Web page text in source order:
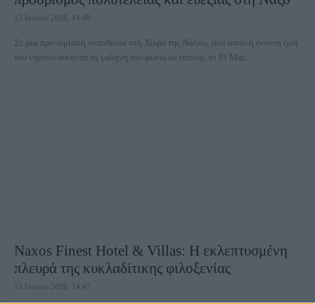
15 Ιουνίου 2026, 14:48
Σε μια προνομιακή τοποθεσία στη Χώρα της Νάξου, εκεί όπου η έντονη ζωή
του νησιού συναντά τη γαλήνη του φυσικού τοπίου, το El Mar...
Naxos Finest Hotel & Villas: Η εκλεπτυσμένη
πλευρά της κυκλαδίτικης φιλοξενίας
15 Ιουνίου 2026, 14:47